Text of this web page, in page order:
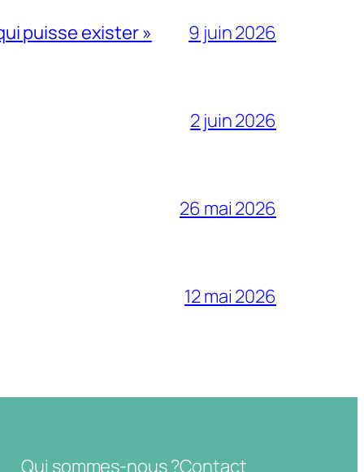
puisse exister » 9 juin 2026
2 juin 2026
26 mai 2026
12 mai 2026
Qui sommes-nous ?Contact